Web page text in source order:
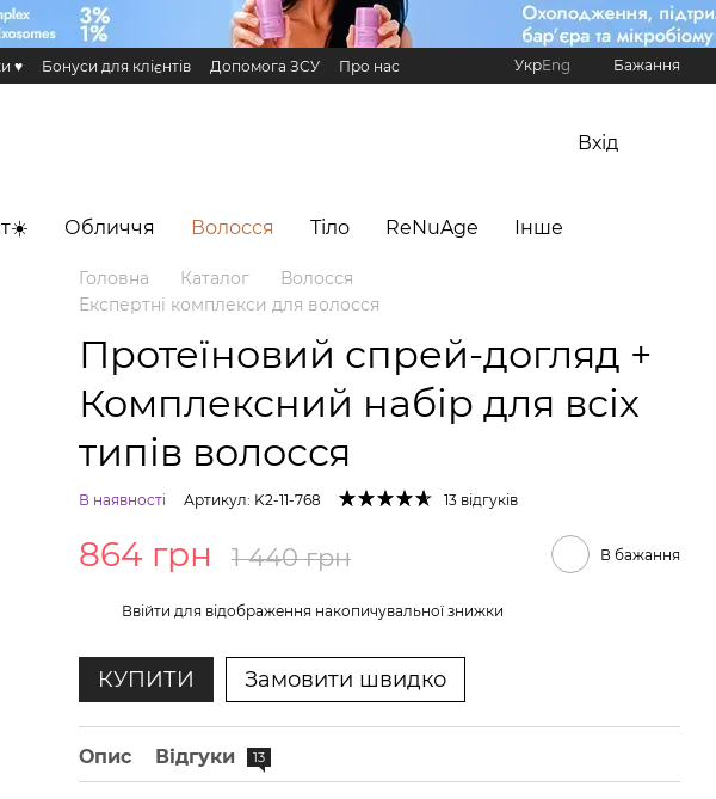
♥️ Бонуси для клієнтів Допомога ЗСУ
Про нас
і сертифікація
Реферальна програма Hillary
УкрEng Бажання
Вхід
Обличчя Волосся Тіло ReNuAge Інше
Головна Каталог
Волосся
Експертні комплекси для волосся
Протеїновий спрей-догляд +
Комплексний набір для всіх
типів волосся
В наявності Артикул: K2-11-768 13 відгуків
864 грн 1 440 грн В бажання
Ввійти для відображення накопичувальної знижки
КУПИТИ Замовити швидко
Опис Відгуки 13